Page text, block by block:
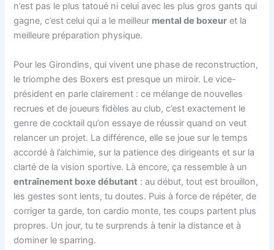
n’est pas le plus tatoué ni celui avec les plus gros gants qui
gagne, c’est celui qui a le meilleur mental de boxeur et la
meilleure préparation physique.
Pour les Girondins, qui vivent une phase de reconstruction,
le triomphe des Boxers est presque un miroir. Le vice-
président en parle clairement : ce mélange de nouvelles
recrues et de joueurs fidèles au club, c’est exactement le
genre de cocktail qu’on essaye de réussir quand on veut
relancer un projet. La différence, elle se joue sur le temps
accordé à l’alchimie, sur la patience des dirigeants et sur la
clarté de la vision sportive. Là encore, ça ressemble à un
entraînement boxe débutant : au début, tout est brouillon,
les gestes sont lents, tu doutes. Puis à force de répéter, de
corriger ta garde, ton cardio monte, tes coups partent plus
propres. Un jour, tu te surprends à tenir la distance et à
dominer le sparring.